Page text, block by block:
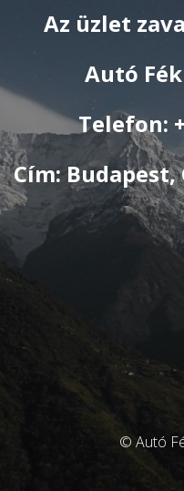
Az üzlet
Autó
Telefon:
Cím: Budapest,
© Autó